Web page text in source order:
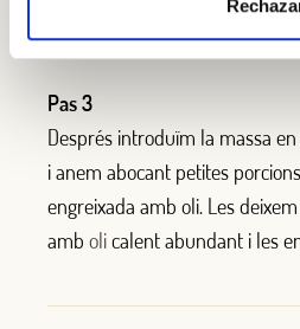
Pas 3
Després introduïm la massa
i anem abocant petites
engreixada amb oli. Les
amb olicalent abundant i les